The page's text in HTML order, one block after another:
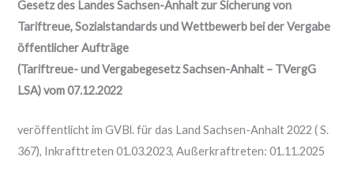
Gesetz des Landes Sachsen-Anhalt zur Sicherung von
Tariftreue, Sozialstandards und Wettbewerb bei der Vergabe
öffentlicher Aufträge
(Tariftreue- und Vergabegesetz Sachsen-Anhalt – TVergG
LSA) vom 07.12.2022
veröffentlicht im GVBl. für das Land Sachsen-Anhalt 2022 ( S.
367), Inkrafttreten 01.03.2023, Außerkraftreten: 01.11.2025